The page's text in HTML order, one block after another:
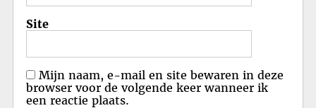
Site
Mijn naam, e-mail en site bewaren in deze
browser voor de volgende keer wanneer ik
een reactie plaats.